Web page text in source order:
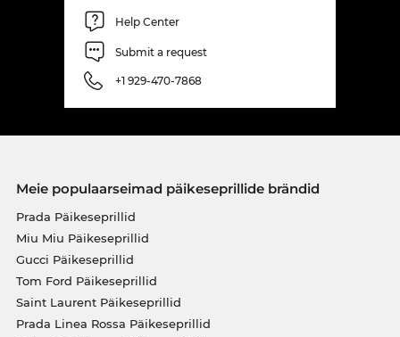
Help Center
Submit a request
+1 929-470-7868
Meie populaarseimad päikeseprillide brändid
Prada Päikeseprillid
Miu Miu Päikeseprillid
Gucci Päikeseprillid
Tom Ford Päikeseprillid
Saint Laurent Päikeseprillid
Prada Linea Rossa Päikeseprillid